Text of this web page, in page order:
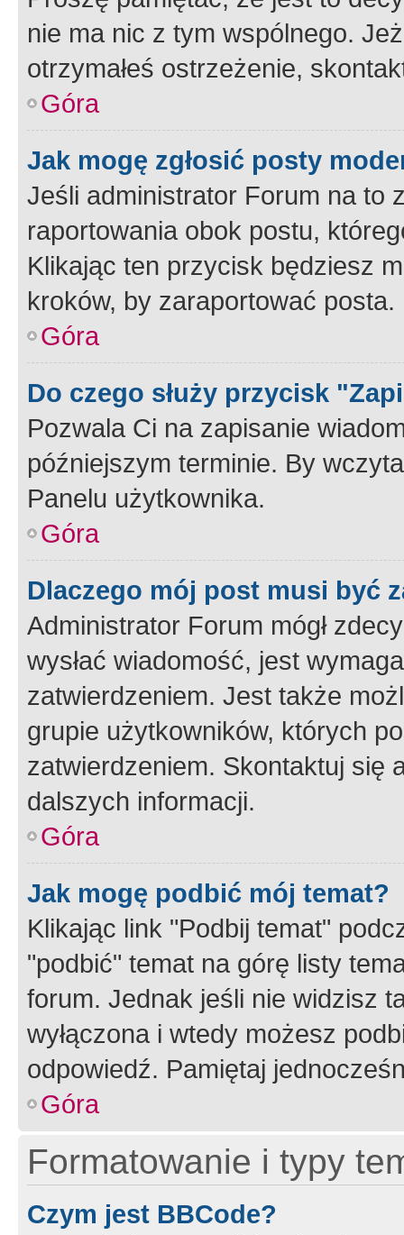
nie ma nic z tym wspólnego.
otrzymałeś ostrzeżenie,
Góra
Jak mogę zgłosić posty
Jeśli administrator Forum na to
raportowania obok postu,
Klikając ten przycisk będziesz
kroków, by zaraportować posta.
Góra
Do czego służy przycisk
Pozwala Ci na zapisanie
późniejszym terminie. By
Panelu użytkownika.
Góra
Dlaczego mój post musi być
Administrator Forum mógł
wysłać wiadomość, jest
zatwierdzeniem. Jest także
grupie użytkowników, których
zatwierdzeniem. Skontaktuj się
dalszych informacji.
Góra
Jak mogę podbić mój temat?
Klikając link "Podbij temat"
"podbić" temat na górę listy
forum. Jednak jeśli nie widzisz
wyłączona i wtedy możesz
odpowiedź. Pamiętaj
Góra
Formatowanie i typy
Czym jest BBCode?